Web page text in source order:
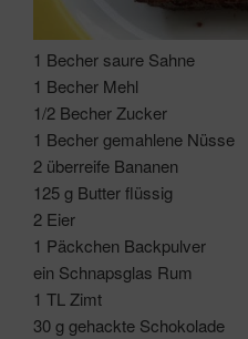
1 Becher saure Sahne
1 Becher Mehl
1/2 Becher Zucker
1 Becher gemahlene Nüsse
2 überreife Bananen
125 g Butter flüssig
2 Eier
1 Päckchen Backpulver
ein Schnapsglas Rum
1 TL Zimt
30 g gehackte Schokolade